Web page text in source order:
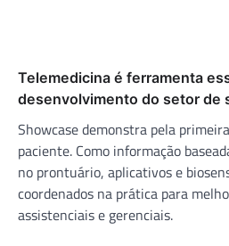
Telemedicina é ferramenta
desenvolvimento do setor de
Showcase demonstra pela
paciente. Como informação
no prontuário, aplicativos e
coordenados na prática para
assistenciais e gerenciais.